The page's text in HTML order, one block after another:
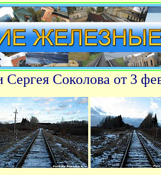
Соколова от 3